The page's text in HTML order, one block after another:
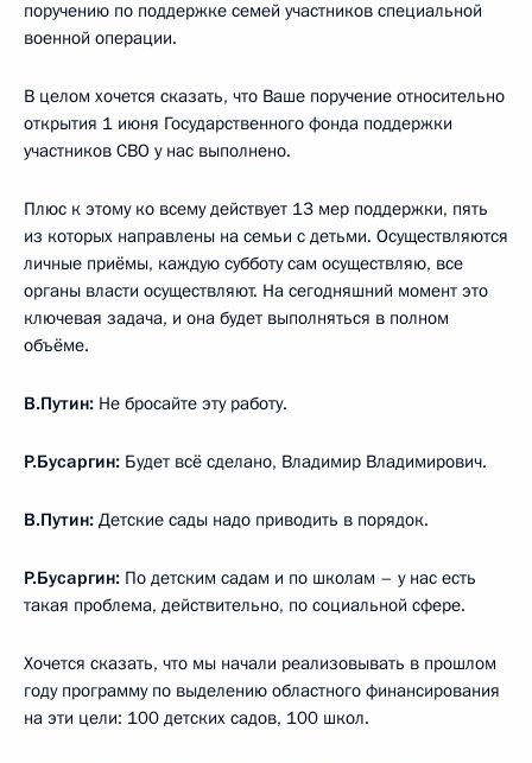
поручению по поддержке семей участников специальной
военной операции.
В целом хочется сказать, что Ваше поручение относительно
открытия 1 июня Государственного фонда поддержки
участников СВО у нас выполнено.
Плюс к этому ко всему действует 13 мер поддержки, пять
из которых направлены на семьи с детьми. Осуществляются
личные приёмы, каждую субботу сам осуществляю, все
органы власти осуществляют. На сегодняшний момент это
ключевая задача, и она будет выполняться в полном
объёме.
В.Путин: Не бросайте эту работу.
Р.Бусаргин: Будет всё сделано, Владимир Владимирович.
В.Путин: Детские сады надо приводить в порядок.
Р.Бусаргин: По детским садам и по школам – у нас есть
такая проблема, действительно, по социальной сфере.
Хочется сказать, что мы начали реализовывать в прошлом
году программу по выделению областного финансирования
на эти цели: 100 детских садов, 100 школ.